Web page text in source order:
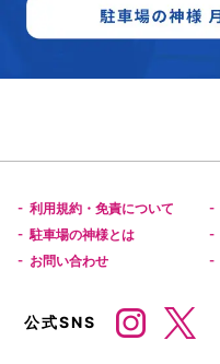
- 利用規約・免責について -
- 駐車場の神様とは -
- お問い合わせ -
公式SNS